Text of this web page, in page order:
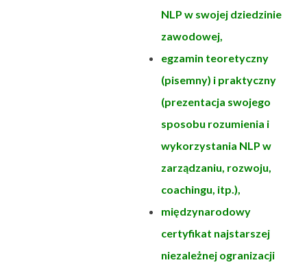
NLP w swojej dziedzinie
zawodowej,
egzamin teoretyczny
(pisemny) i praktyczny
(prezentacja swojego
sposobu rozumienia i
wykorzystania NLP w
zarządzaniu, rozwoju,
coachingu, itp.),
międzynarodowy
certyfikat najstarszej
niezależnej ogranizacji